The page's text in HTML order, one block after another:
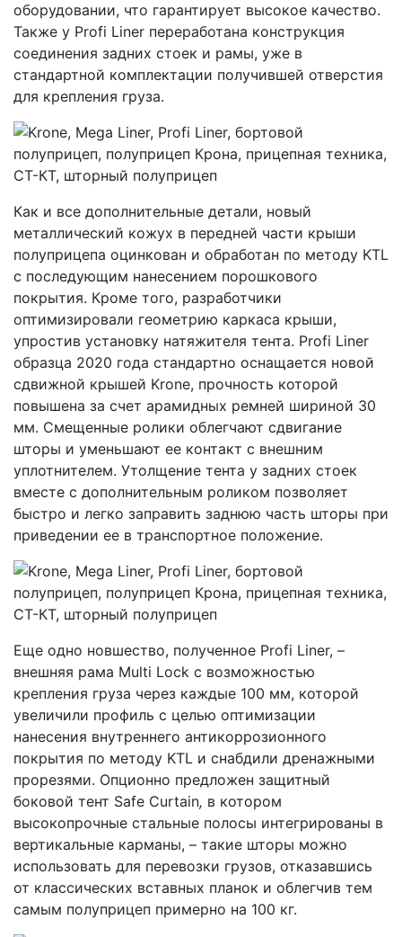
оборудовании, что гарантирует высокое качество.
Также у Profi Liner переработана конструкция
соединения задних стоек и рамы, уже в
стандартной комплектации получившей отверстия
для крепления груза.
Как и все дополнительные детали, новый
металлический кожух в передней части крыши
полуприцепа оцинкован и обработан по методу KTL
с последующим нанесением порошкового
покрытия. Кроме того, разработчики
оптимизировали геометрию каркаса крыши,
упростив установку натяжителя тента. Profi Liner
образца 2020 года стандартно оснащается новой
сдвижной крышей Krone, прочность которой
повышена за счет арамидных ремней шириной 30
мм. Смещенные ролики облегчают сдвигание
шторы и уменьшают ее контакт с внешним
уплотнителем. Утолщение тента у задних стоек
вместе с дополнительным роликом позволяет
быстро и легко заправить заднюю часть шторы при
приведении ее в транспортное положение.
Еще одно новшество, полученное Profi Liner, –
внешняя рама Multi Lock с возможностью
крепления груза через каждые 100 мм, которой
увеличили профиль с целью оптимизации
нанесения внутреннего антикоррозионного
покрытия по методу KTL и снабдили дренажными
прорезями. Опционно предложен защитный
боковой тент Safe Curtain, в котором
высокопрочные стальные полосы интегрированы в
вертикальные карманы, – такие шторы можно
использовать для перевозки грузов, отказавшись
от классических вставных планок и облегчив тем
самым полуприцеп примерно на 100 кг.